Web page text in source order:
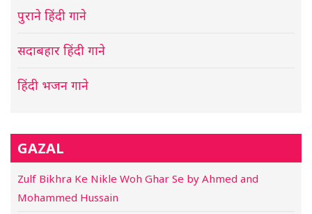
पुराने हिंदी गाने
सदाबहार हिंदी गाने
हिंदी भजन गाने
GAZAL
Zulf Bikhra Ke Nikle Woh Ghar Se by Ahmed and
Mohammed Hussain